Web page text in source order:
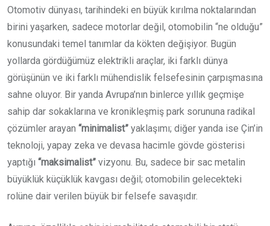
Otomotiv dünyası, tarihindeki en büyük kırılma noktalarından
birini yaşarken, sadece motorlar değil, otomobilin “ne olduğu”
konusundaki temel tanımlar da kökten değişiyor. Bugün
yollarda gördüğümüz elektrikli araçlar, iki farklı dünya
görüşünün ve iki farklı mühendislik felsefesinin çarpışmasına
sahne oluyor. Bir yanda Avrupa’nın binlerce yıllık geçmişe
sahip dar sokaklarına ve kronikleşmiş park sorununa radikal
çözümler arayan “minimalist” yaklaşımı; diğer yanda ise Çin’in
teknoloji, yapay zeka ve devasa hacimle gövde gösterisi
yaptığı “maksimalist” vizyonu. Bu, sadece bir sac metalin
büyüklük küçüklük kavgası değil; otomobilin gelecekteki
rolüne dair verilen büyük bir felsefe savaşıdır.